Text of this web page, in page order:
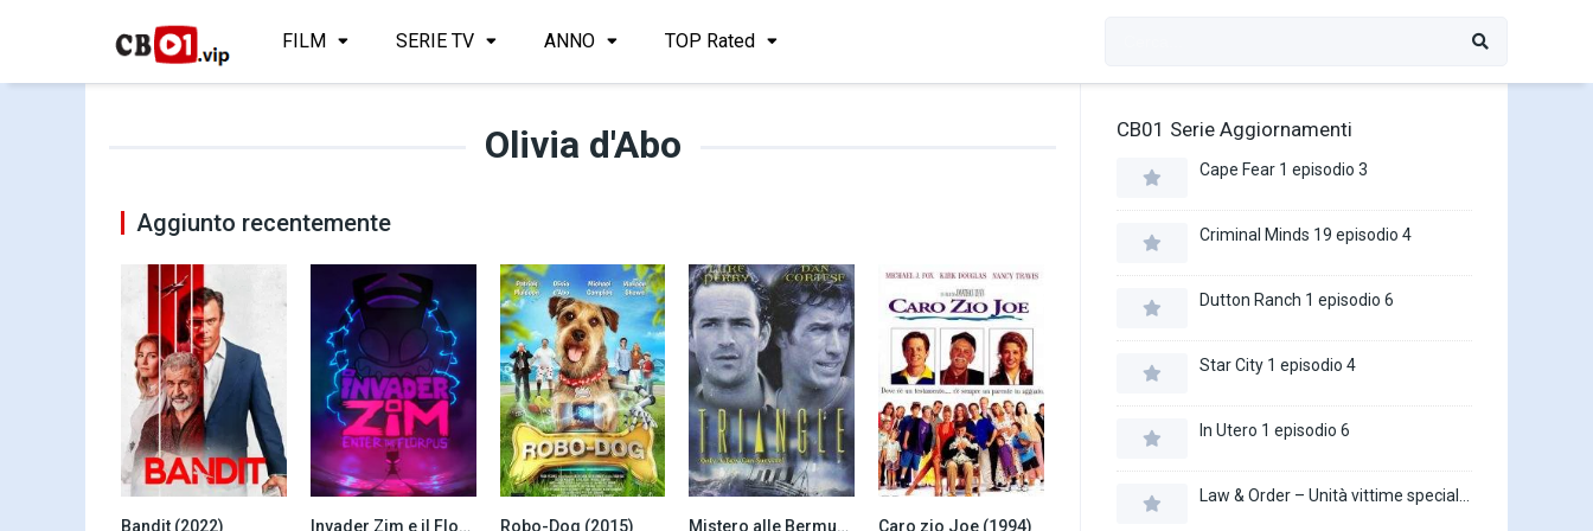
FILM SERIE TV ANNO TOP Rated
Olivia d'Abo
Aggiunto recentemente
Bandit (2022) Invader Zim e il Florpus (2019) Robo-Dog (2015) Mistero alle Bermuda (2001) Caro zio Joe (1994)
CB01 Serie Aggiornamenti
Cape Fear 1 episodio 3
Criminal Minds 19 episodio 4
Dutton Ranch 1 episodio 6
Star City 1 episodio 4
In Utero 1 episodio 6